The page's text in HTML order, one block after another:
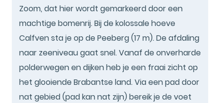
Zoom, dat hier wordt gemarkeerd door een
machtige bomenrij. Bij de kolossale hoeve
Calfven sta je op de Peeberg (17 m). De afdaling
naar zeeniveau gaat snel. Vanaf de onverharde
polderwegen en dijken heb je een fraai zicht op
het glooiende Brabantse land. Via een pad door
nat gebied (pad kan nat zijn) bereik je de voet